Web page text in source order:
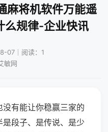
麻将机软件万能遥
么规律-企业快讯
07｜阅读：1
敏网
有能让你稳赢三家的
段子、是传说、是少